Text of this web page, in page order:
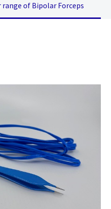
of Bipolar Forceps